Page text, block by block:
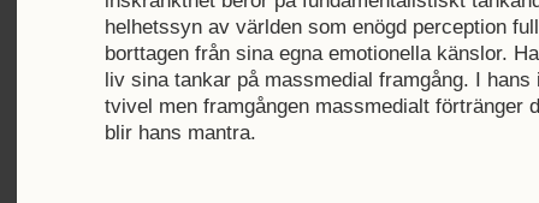
helhetssyn av världen som enögd perception
borttagen från sina egna emotionella känslor.
liv sina tankar på massmedial framgång. I hans
tvivel men framgången massmedialt förtränger
blir hans mantra.